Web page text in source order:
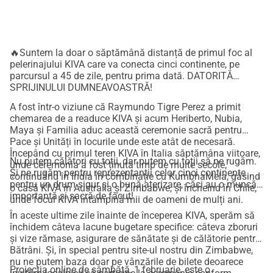
Datorită sprijinului tău generos, acești lideri ancestrali se
vor reuni pentru a-și împărtăși vocile și cunoștințele într-o
ceremonie globală pentru pace și vindecare a
Pământului.
pelerinaj!
Contribuie la realizarea Pelerinajului Kiva 2025!
Donează acum și fii parte!
Cum altfel poți ajuta?
*Împărtășește asta cu prietenii și cunoștințele tale
*Vizitează site-ul nostru: www.kiva.family
*Urmărește-ne pe Instagram: @kivafamily
YOUTUBE: KIVA.FAMILY
🔥Suntem la doar o săptămână distanță de primul foc al
pelerinajului KIVA care va conecta cinci continente, pe
parcursul a 45 de zile, pentru prima dată. DATORITĂ
SPRIJINULUI DUMNEAVOASTRĂ!
A fost într-o viziune că Raymundo Tigre Perez a primit
chemarea de a readuce KIVA și acum Heriberto, Nubia,
Maya și Familia aduc această ceremonie sacră pentru
Pace și Unități în locurile unde este atât de necesară.
Începând cu primul teren KIVA în Italia săptămâna viitoare,
unde ceremonia a fost ținută timp de multe secole,
continuând în India în combinație cu KumbhaMela, găsind
o casă KIVA în Australia și Zimbabwe, și încheind în Chile,
unde focul KIVA întâmpină mii de oameni de mulți ani.
Nu putem călători cu toții, dar putem cu toții să ne rugăm.
Și ne rugăm pentru reprezentanții celor cinci continente
pentru un drum sigur și o bună aterizare, căci au o muncă
importantă și sacră de făcut!
În aceste ultime zile înainte de începerea KIVA, sperăm să
închidem câteva lacune bugetare specifice: câteva zboruri
și vize rămase, asigurare de sănătate și de călătorie pentru
Bătrâni. Și, în special pentru site-ul nostru din Zimbabwe,
nu ne putem baza doar pe vânzările de bilete deoarece
Proiecția online de sâmbătă, 1 februarie, este o